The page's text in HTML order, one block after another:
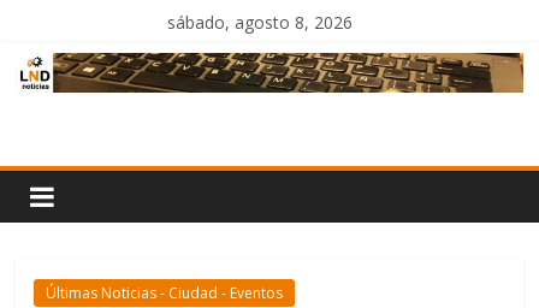
contenido
sábado, agosto 8, 2026
Noticias
Últimas Noticias - Ciudad - Eventos